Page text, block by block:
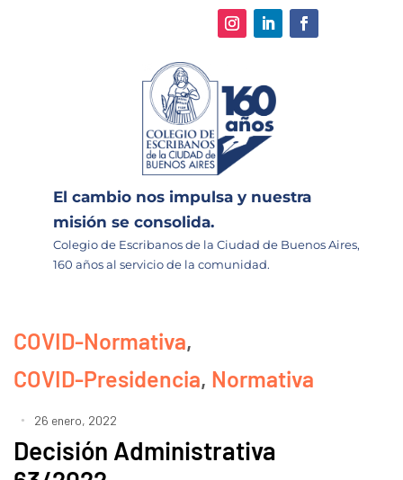
El cambio nos impulsa y nuestra
misión se consolida.
Colegio de Escribanos de la Ciudad de Buenos Aires,
160 años al servicio de la comunidad.
COVID-Normativa,
COVID-Presidencia, Normativa
26 enero, 2022
Decisión Administrativa